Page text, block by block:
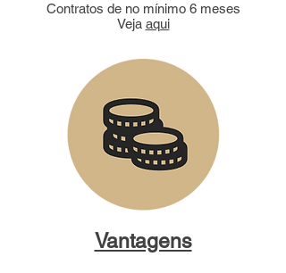
Contratos de no mínimo 6 meses
Veja aqui
Vantagens